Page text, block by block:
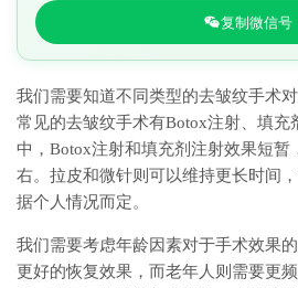
复制微信号
我们需要知道不同类型的去皱纹手术
常见的去皱纹手术有Botox注射、填充
中，Botox注射和填充剂注射效果短暂
右。拉皮和微针则可以维持更长时间
据个人情况而定。
我们需要考虑年龄因素对于手术效果
更好的恢复效果，而老年人则需要更